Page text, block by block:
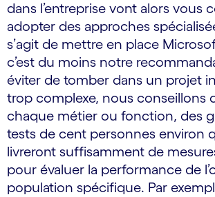
dans l’entreprise vont alors vous
adopter des approches
s’agit de mettre en place
c’est du moins notre
éviter de tomber dans un projet
trop complexe, nous conseillons
chaque métier ou fonction, des
tests de cent personnes environ
livreront suffisamment de
pour évaluer la performance de
population spécifique. Par